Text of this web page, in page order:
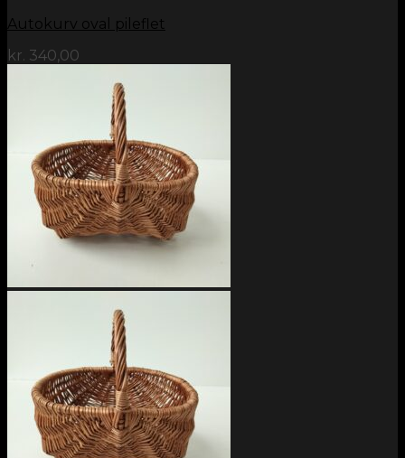
Autokurv oval pileflet
kr. 340,00